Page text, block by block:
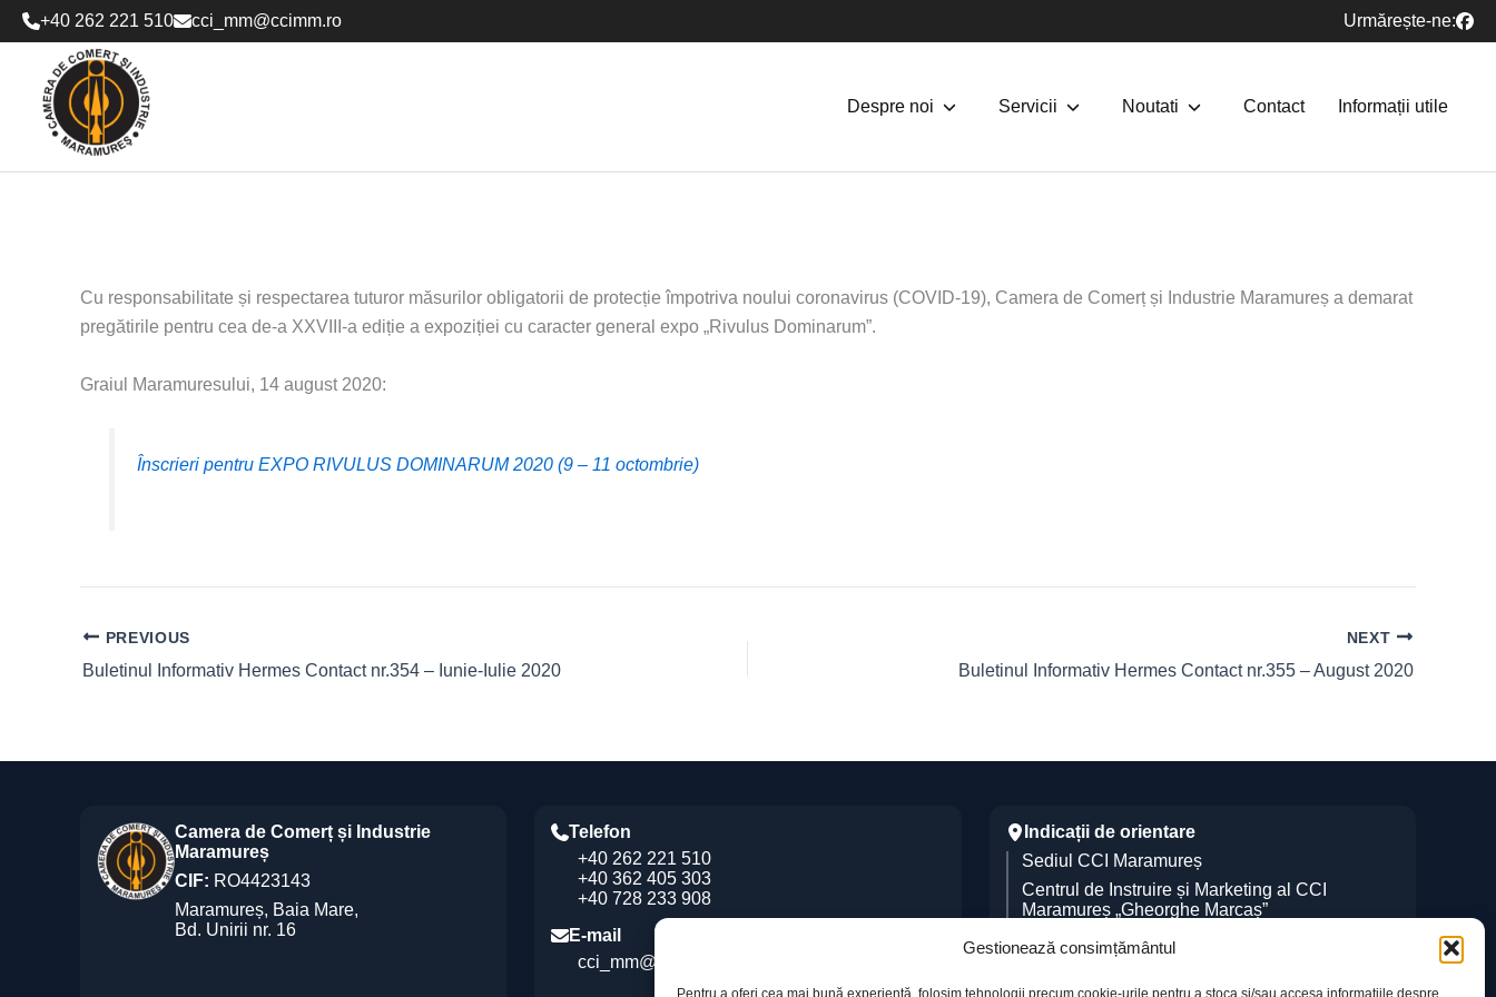
Gestionează consimțământul
Pentru a oferi cea mai bună experiență, folosim tehnologii precum cookie-urile pentru a stoca și/sau accesa informațiile despre
Skip
to
content
+40 262 221 510 cci_mm@ccimm.ro Urmărește-ne:
Despre noi Servicii Noutati Contact Informații utile
Cu responsabilitate și respectarea tuturor măsurilor obligatorii de protecție împotriva noului coronavirus (COVID-19), Camera de Comerț și Industrie Maramureș a demarat
pregătirile pentru cea de-a XXVIII-a ediție a expoziției cu caracter general expo „Rivulus Dominarum”.
Graiul Maramuresului, 14 august 2020:
Înscrieri pentru EXPO RIVULUS DOMINARUM 2020 (9 – 11 octombrie)
PREVIOUS
Buletinul Informativ Hermes Contact nr.354 – Iunie-Iulie 2020
NEXT
Buletinul Informativ Hermes Contact nr.355 – August 2020
Camera de Comerț și Industrie
Maramureș
CIF: RO4423143
Maramureș, Baia Mare,
Bd. Unirii nr. 16
Telefon
+40 262 221 510
+40 362 405 303
+40 728 233 908
E-mail
cci_mm@ccimm.ro
Indicații de orientare
Sediul CCI Maramureș
Centrul de Instruire și Marketing al CCI
Maramureș „Gheorghe Marcaș”